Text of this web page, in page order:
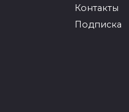
Контакты
Подписка